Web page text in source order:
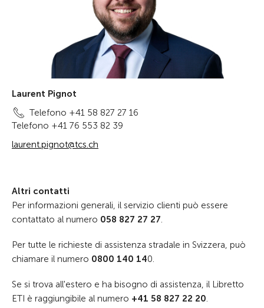
Laurent Pignot
Telefono +41 58 827 27 16
Telefono +41 76 553 82 39
laurent.pignot@tcs.ch
Altri contatti
Per informazioni generali, il servizio clienti può essere
contattato al numero 058 827 27 27
Per tutte le richieste di assistenza stradale in Svizzera, può
chiamare il numero 0800 140 140.
Se si trova all'estero e ha bisogno di assistenza, il Libretto
ETI è raggiungibile al numero +41 58 827 22 20